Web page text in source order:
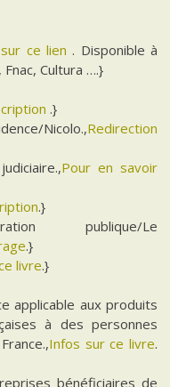
ce lien . Disponible à
Cultura ….}
.}
Nicolo.,Redirection
Pour en savoir
.}
publique/Le
.}
livre.}
applicable aux produits
à des personnes
Infos sur ce livre.
bénéficiaires de